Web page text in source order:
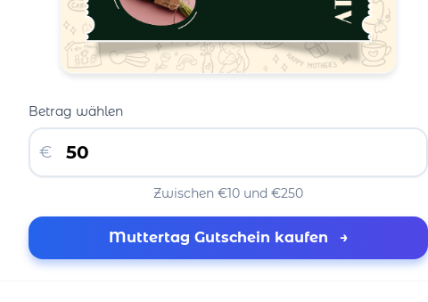
Betrag wählen
€
Zwischen €10 und €250
Muttertag Gutschein kaufen →